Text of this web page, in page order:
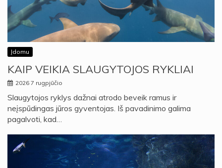
Įdomu
KAIP VEIKIA SLAUGYTOJOS RYKLIAI
2026 7 rugpjūčio
Slaugytojos ryklys dažnai atrodo beveik ramus ir
neįspūdingas jūros gyventojas. Iš pavadinimo galima
pagalvoti, kad…